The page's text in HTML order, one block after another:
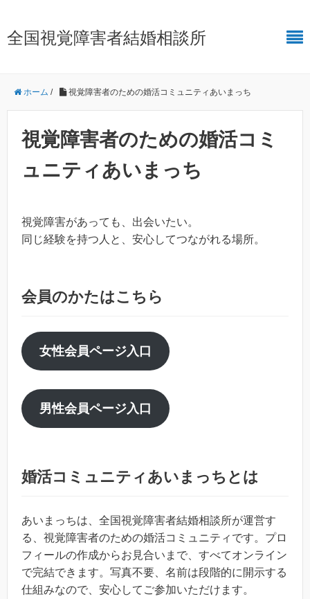
全国視覚障害者結婚相談所
ホーム / 視覚障害者のための婚活コミュニティあいまっち
視覚障害者のための婚活コミ
ュニティあいまっち
視覚障害があっても、出会いたい。
同じ経験を持つ人と、安心してつながれる場所。
会員のかたはこちら
女性会員ページ入口
男性会員ページ入口
婚活コミュニティあいまっちとは
あいまっちは、全国視覚障害者結婚相談所が運営す
る、視覚障害者のための婚活コミュニティです。プロ
フィールの作成からお見合いまで、すべてオンライン
で完結できます。写真不要、名前は段階的に開示する
仕組みなので、安心してご参加いただけます。